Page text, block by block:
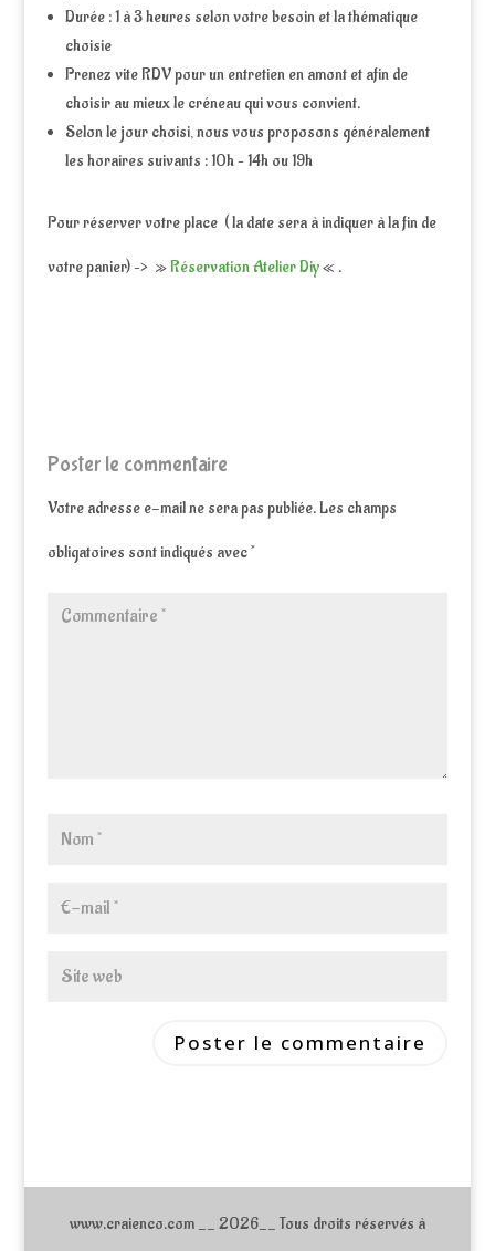
Durée : 1 à 3 heures selon votre besoin et la thématique
choisie
Prenez vite RDV pour un entretien en amont et afin de
choisir au mieux le créneau qui vous convient.
Selon le jour choisi, nous vous proposons généralement
les horaires suivants : 10h – 14h ou 19h
Pour réserver votre place ( la date sera à indiquer à la fin de
votre panier) –> »Réservation Atelier Diy« .
Poster le commentaire
Votre adresse e-mail ne sera pas publiée.Les champs
obligatoires sont indiqués avec*
www.craienco.com __ 2026__ Tous droits réservés à